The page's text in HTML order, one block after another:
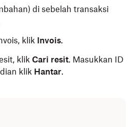
di sebelah transaksi
klik Invois.
klik Cari resit. Masukkan ID
klik Hantar.